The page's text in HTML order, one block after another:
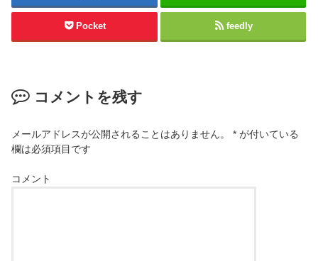
Pocket feedly
コメントを残す
メールアドレスが公開されることはありません。 * が付いている
欄は必須項目です
コメント